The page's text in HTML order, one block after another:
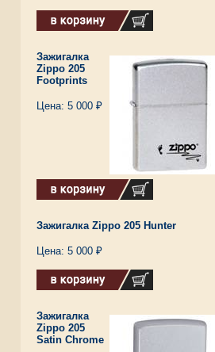
Зажигалка
Zippo 205
Footprints
Цена: 5 000 ₽
Зажигалка Zippo 205 Hunter
Цена: 5 000 ₽
Зажигалка
Zippo 205
Satin Chrome